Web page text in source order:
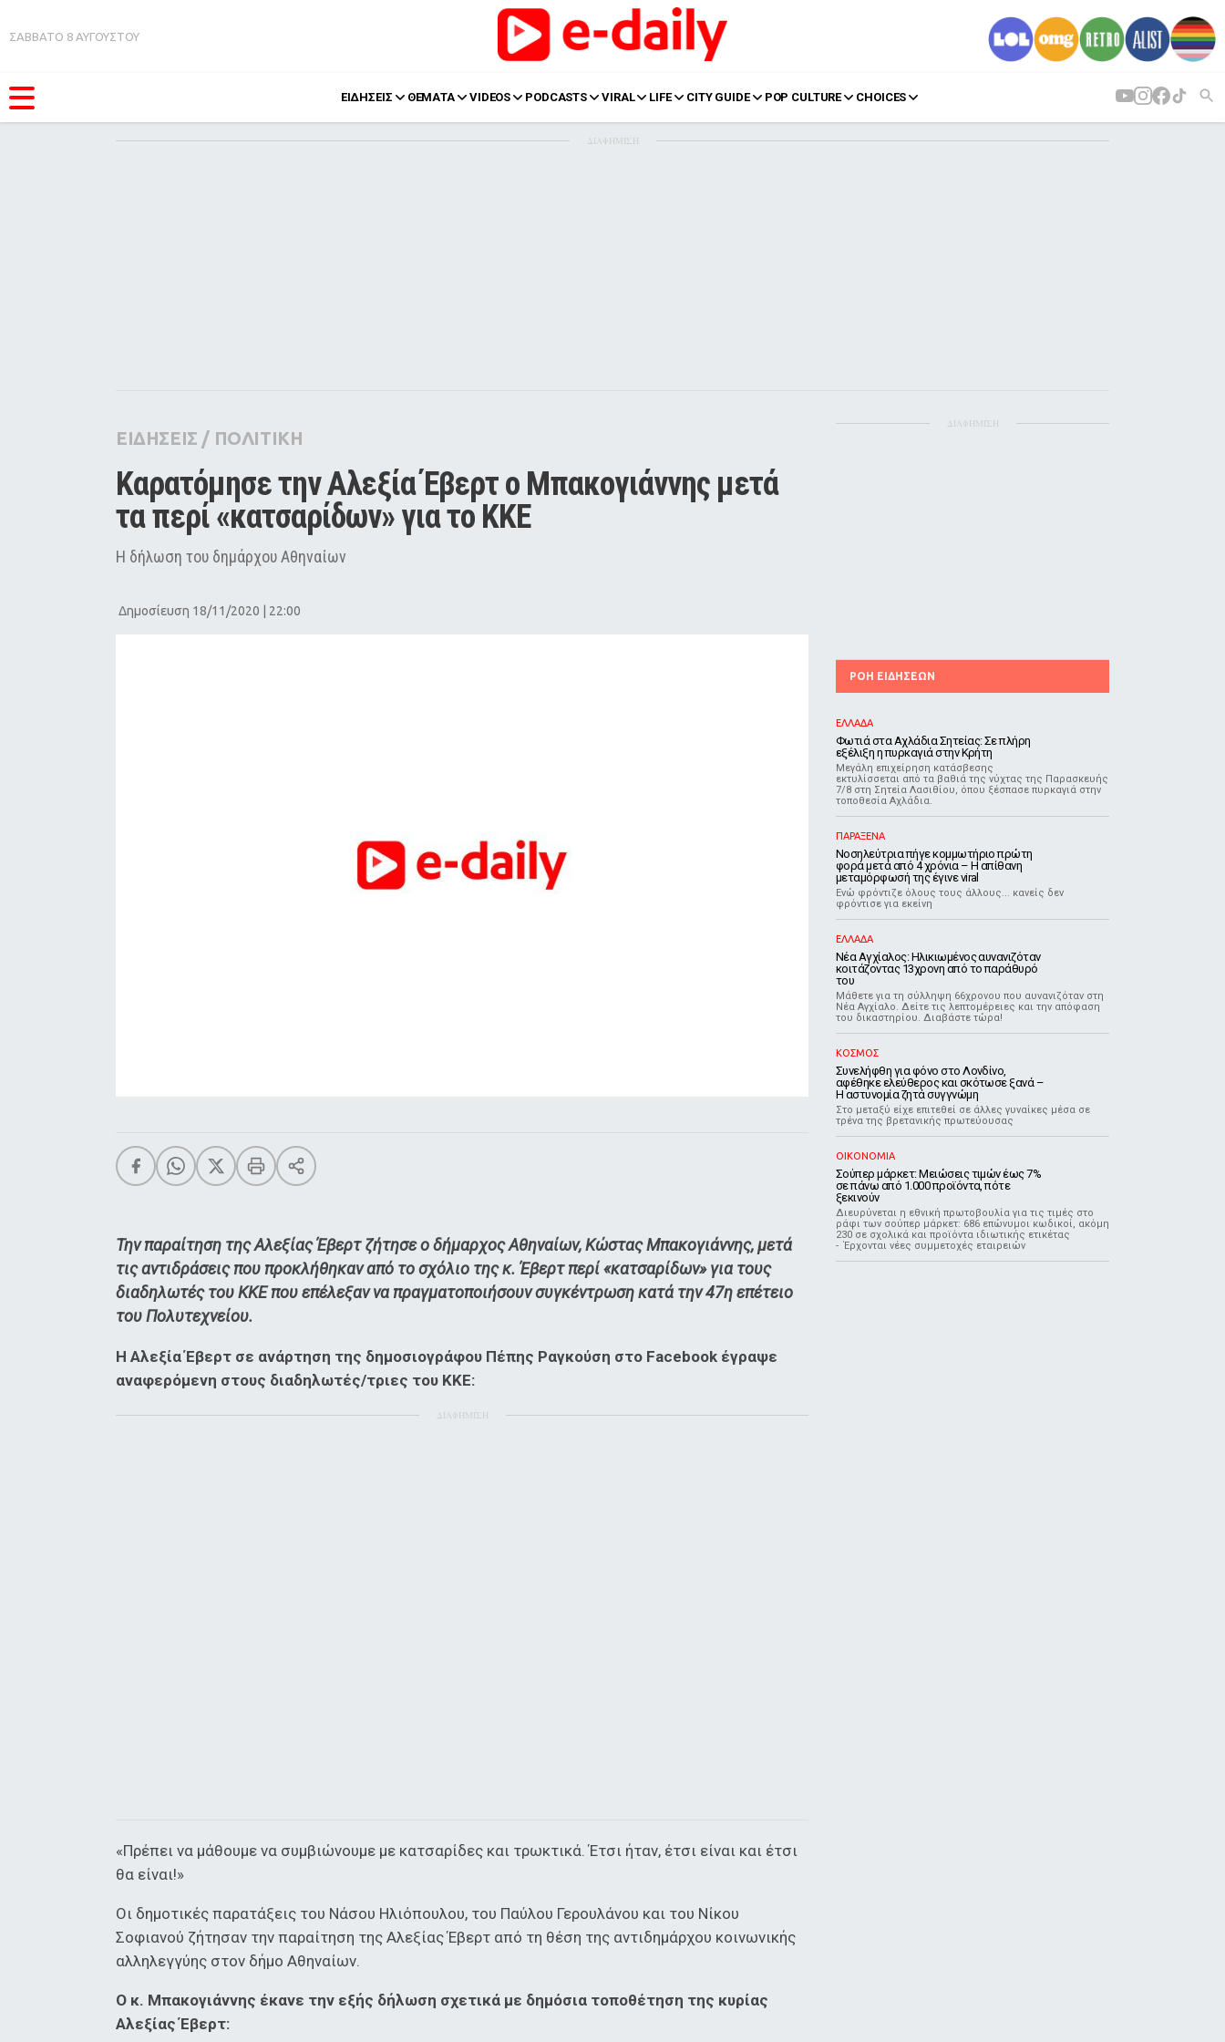
ΣΑΒΒΑΤΟ 8 ΑΥΓΟΥΣΤΟΥ
ΕΙΔΗΣΕΙΣ ΘΕΜΑΤΑ VIDEOS PODCASTS VIRAL LIFE CITY GUIDE POP CULTURE CHOICES
Pop Culture
Agenda
ΔΙΑΦΗΜΙΣΗ
ΕΙΔΗΣΕΙΣ / ΠΟΛΙΤΙΚΗ
Καρατόμησε την Αλεξία Έβερτ ο Μπακογιάννης μετά
τα περί «κατσαρίδων» για το ΚΚΕ
Η δήλωση του δημάρχου Αθηναίων
Δημοσίευση 18/11/2020 | 22:00
Την παραίτηση της Αλεξίας Έβερτ ζήτησε ο δήμαρχος Αθηναίων, Κώστας Μπακογιάννης, μετά
τις αντιδράσεις που προκλήθηκαν από το σχόλιο της κ. Έβερτ περί «κατσαρίδων» για τους
διαδηλωτές του ΚΚΕ που επέλεξαν να πραγματοποιήσουν συγκέντρωση κατά την 47η επέτειο
του Πολυτεχνείου.
Η Αλεξία Έβερτ σε ανάρτηση της δημοσιογράφου Πέπης Ραγκούση στο Facebook έγραψε
αναφερόμενη στους διαδηλωτές/τριες του ΚΚΕ:
ΔΙΑΦΗΜΙΣΗ
«Πρέπει να μάθουμε να συμβιώνουμε με κατσαρίδες και τρωκτικά. Έτσι ήταν, έτσι είναι και έτσι
θα είναι!»
Οι δημοτικές παρατάξεις του Νάσου Ηλιόπουλου, του Παύλου Γερουλάνου και του Νίκου
Σοφιανού ζήτησαν την παραίτηση της Αλεξίας Έβερτ από τη θέση της αντιδημάρχου κοινωνικής
αλληλεγγύης στον δήμο Αθηναίων.
Ο κ. Μπακογιάννης έκανε την εξής δήλωση σχετικά με δημόσια τοποθέτηση της κυρίας
Αλεξίας Έβερτ:
ΔΙΑΦΗΜΙΣΗ
ΡΟΗ ΕΙΔΗΣΕΩΝ
ΕΛΛΑΔΑ
Φωτιά στα Αχλάδια Σητείας: Σε πλήρη
εξέλιξη η πυρκαγιά στην Κρήτη
Μεγάλη επιχείρηση κατάσβεσης
εκτυλίσσεται από τα βαθιά της νύχτας της Παρασκευής
7/8 στη Σητεία Λασιθίου, όπου ξέσπασε πυρκαγιά στην
τοποθεσία Αχλάδια.
ΠΑΡΑΞΕΝΑ
Νοσηλεύτρια πήγε κομμωτήριο πρώτη
φορά μετά από 4 χρόνια – Η απίθανη
μεταμόρφωσή της έγινε viral
Ενώ φρόντιζε όλους τους άλλους... κανείς δεν
φρόντισε για εκείνη
ΕΛΛΑΔΑ
Νέα Αγχίαλος: Ηλικιωμένος αυνανιζόταν
κοιτάζοντας 13χρονη από το παράθυρό
του
Μάθετε για τη σύλληψη 66χρονου που αυνανιζόταν στη
Νέα Αγχίαλο. Δείτε τις λεπτομέρειες και την απόφαση
του δικαστηρίου. Διαβάστε τώρα!
ΚΟΣΜΟΣ
Συνελήφθη για φόνο στο Λονδίνο,
αφέθηκε ελεύθερος και σκότωσε ξανά –
Η αστυνομία ζητά συγγνώμη
Στο μεταξύ είχε επιτεθεί σε άλλες γυναίκες μέσα σε
τρένα της βρετανικής πρωτεύουσας
ΟΙΚΟΝΟΜΙΑ
Σούπερ μάρκετ: Μειώσεις τιμών έως 7%
σε πάνω από 1.000 προϊόντα, πότε
ξεκινούν
Διευρύνεται η εθνική πρωτοβουλία για τις τιμές στο
ράφι των σούπερ μάρκετ: 686 επώνυμοι κωδικοί, ακόμη
230 σε σχολικά και προϊόντα ιδιωτικής ετικέτας
- Έρχονται νέες συμμετοχές εταιρειών